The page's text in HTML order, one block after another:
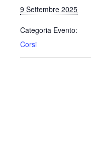
9 Settembre 2025
Categoria Evento:
Corsi